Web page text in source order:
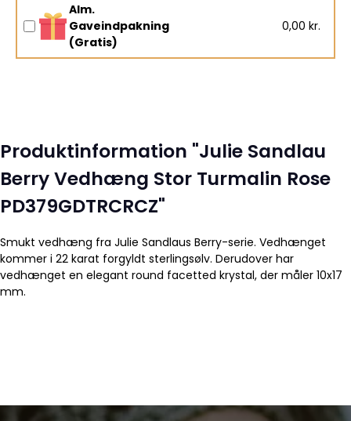
Alm.
Gaveindpakning
(Gratis)
0,00 kr.
Produktinformation "Julie Sandlau
Berry Vedhæng Stor Turmalin Rose
PD379GDTRCRCZ"
Smukt vedhæng fra Julie Sandlaus Berry-serie. Vedhænget
kommer i 22 karat forgyldt sterlingsølv. Derudover har
vedhænget en elegant round facetted krystal, der måler 10x17
mm.